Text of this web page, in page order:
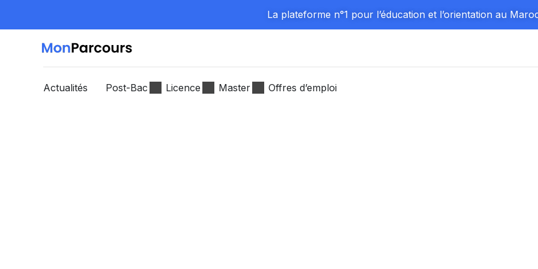
La plateforme n°1 pour l’éducation et l’orientation au
Actualités Post-Bac Licence Master Offres d’emploi